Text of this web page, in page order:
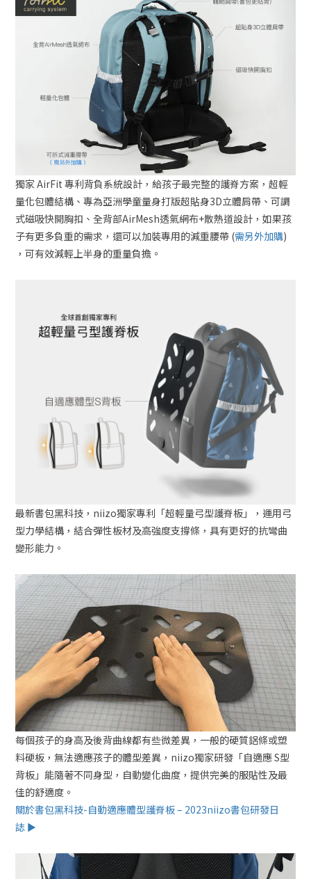
獨家 AirFit 專利背負系統設計，給孩子最完整的護脊方案，超輕
量化包體結構、專為亞洲學童量身打版超貼身3D立體肩帶、可調
式磁吸快開胸扣、全背部AirMesh透氣網布+散熱道設計，如果孩
子有更多負重的需求，還可以加裝專用的減重腰帶 (需另外加購)
，可有效減輕上半身的重量負擔。
最新書包黑科技，niizo獨家專利「超輕量弓型護脊板」，運用弓
型力學結構，結合彈性板材及高強度支撐條，具有更好的抗彎曲
變形能力。
每個孩子的身高及後背曲線都有些微差異，一般的硬質鋁條或塑
料硬板，無法適應孩子的體型差異，niizo獨家研發「自適應 S型
背板」能隨著不同身型，自動變化曲度，提供完美的服貼性及最
佳的舒適度。
關於書包黑科技-自動適應體型護脊板 – 2023niizo書包研發日
誌 ►